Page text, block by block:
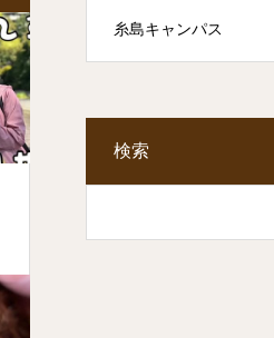
糸島キャンパス
検索